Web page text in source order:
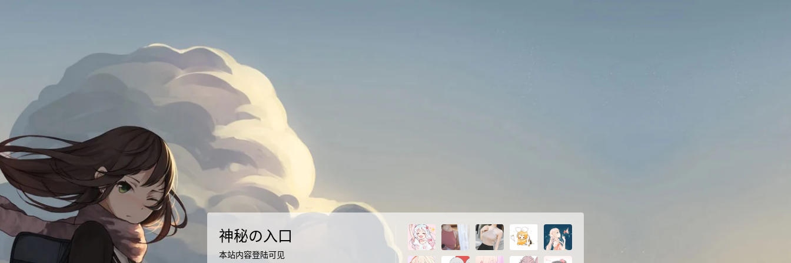
神秘の入口
本站内容登陆可见